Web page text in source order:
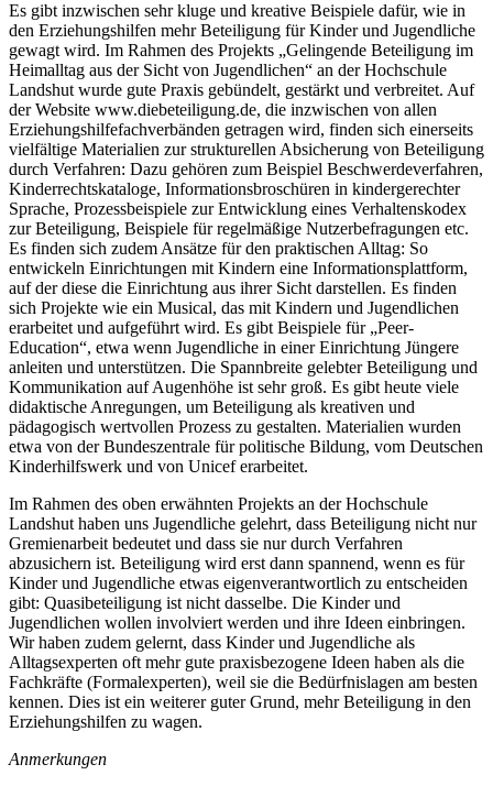
Es gibt inzwischen sehr kluge und kreative Beispiele dafür, wie in
den Erziehungshilfen mehr Beteiligung für Kinder und Jugendliche
gewagt wird. Im Rahmen des Projekts „Gelingende Beteiligung im
Heimalltag aus der Sicht von Jugendlichen“ an der Hochschule
Landshut wurde gute Praxis gebündelt, gestärkt und verbreitet. Auf
der Website www.diebeteiligung.de, die inzwischen von allen
Erziehungshilfefachverbänden getragen wird, finden sich einerseits
vielfältige Materialien zur strukturellen Absicherung von Beteiligung
durch Verfahren: Dazu gehören zum Beispiel Beschwerdeverfahren,
Kinderrechtskataloge, Informationsbroschüren in kindergerechter
Sprache, Prozessbeispiele zur Entwicklung eines Verhaltenskodex
zur Beteiligung, Beispiele für regelmäßige Nutzerbefragungen etc.
Es finden sich zudem Ansätze für den praktischen Alltag: So
entwickeln Einrichtungen mit Kindern eine Informationsplattform,
auf der diese die Einrichtung aus ihrer Sicht darstellen. Es finden
sich Projekte wie ein Musical, das mit Kindern und Jugendlichen
erarbeitet und aufgeführt wird. Es gibt Beispiele für „Peer-
Education“, etwa wenn Jugendliche in einer Einrichtung Jüngere
anleiten und unterstützen. Die Spannbreite gelebter Beteiligung und
Kommunikation auf Augenhöhe ist sehr groß. Es gibt heute viele
didaktische Anregungen, um Beteiligung als kreativen und
pädagogisch wertvollen Prozess zu gestalten. Materialien wurden
etwa von der Bundeszentrale für politische Bildung, vom Deutschen
Kinderhilfswerk und von Unicef erarbeitet.
Im Rahmen des oben erwähnten Projekts an der Hochschule
Landshut haben uns Jugendliche gelehrt, dass Beteiligung nicht nur
Gremienarbeit bedeutet und dass sie nur durch Verfahren
abzusichern ist. Beteiligung wird erst dann spannend, wenn es für
Kinder und Jugendliche etwas eigenverantwortlich zu entscheiden
gibt: Quasibeteiligung ist nicht dasselbe. Die Kinder und
Jugendlichen wollen involviert werden und ihre Ideen einbringen.
Wir haben zudem gelernt, dass Kinder und Jugendliche als
Alltagsexperten oft mehr gute praxisbezogene Ideen haben als die
Fachkräfte (Formalexperten), weil sie die Bedürfnislagen am besten
kennen. Dies ist ein weiterer guter Grund, mehr Beteiligung in den
Erziehungshilfen zu wagen.
Anmerkungen